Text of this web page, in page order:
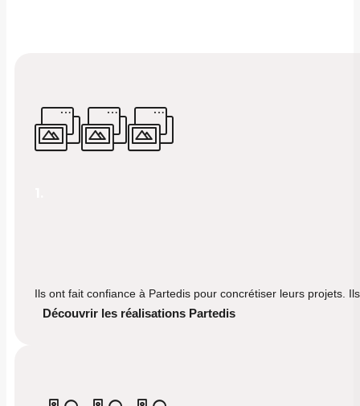
Ils ont fait confiance à Partedis pour concrétiser leurs projets.
Découvrir les réalisations Partedis